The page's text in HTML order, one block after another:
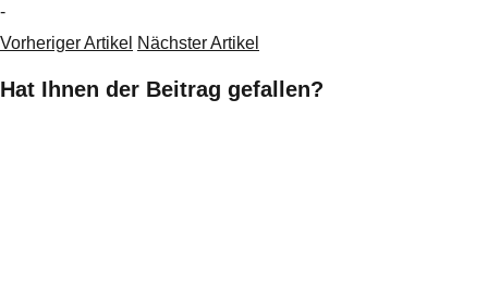
-
Vorheriger Artikel Nächster Artikel
Hat Ihnen der Beitrag gefallen?